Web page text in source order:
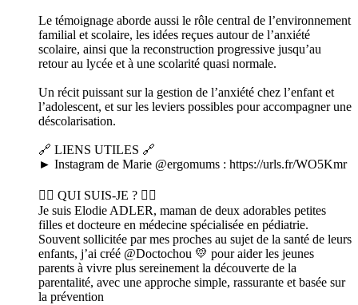
Le témoignage aborde aussi le rôle central de l’environnement
familial et scolaire, les idées reçues autour de l’anxiété
scolaire, ainsi que la reconstruction progressive jusqu’au
retour au lycée et à une scolarité quasi normale.
Un récit puissant sur la gestion de l’anxiété chez l’enfant et
l’adolescent, et sur les leviers possibles pour accompagner une
déscolarisation.
🔗 LIENS UTILES 🔗
► Instagram de Marie @ergomums : https://urls.fr/WO5Kmr
👩‍⚕️ QUI SUIS-JE ? 👩‍⚕️
Je suis Elodie ADLER, maman de deux adorables petites
filles et docteure en médecine spécialisée en pédiatrie.
Souvent sollicitée par mes proches au sujet de la santé de leurs
enfants, j’ai créé @Doctochou 💛 pour aider les jeunes
parents à vivre plus sereinement la découverte de la
parentalité, avec une approche simple, rassurante et basée sur
la prévention